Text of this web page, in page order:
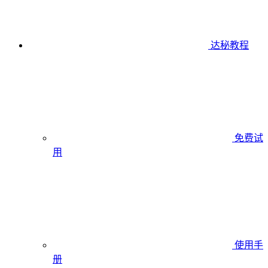
达秘教程
免费试
用
使用手
册